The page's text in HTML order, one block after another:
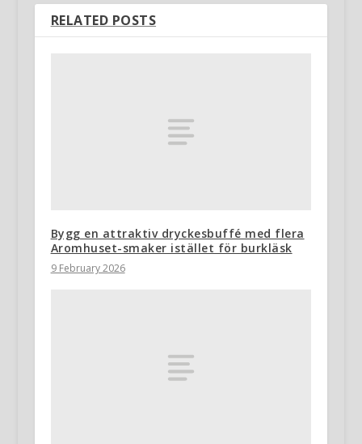
RELATED POSTS
Bygg en attraktiv dryckesbuffé med flera
Aromhuset-smaker istället för burkläsk
9 February 2026